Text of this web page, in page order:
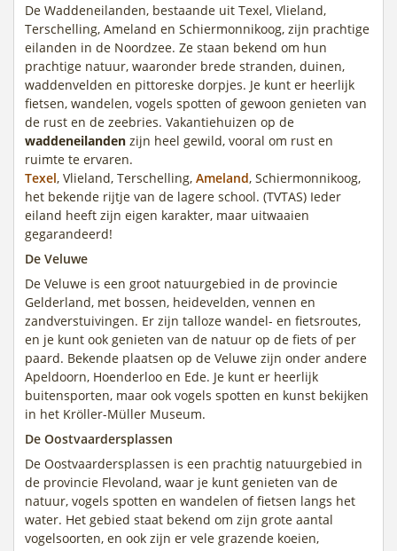
De Waddeneilanden, bestaande uit Texel, Vlieland,
Terschelling, Ameland en Schiermonnikoog, zijn prachtige
eilanden in de Noordzee. Ze staan bekend om hun
prachtige natuur, waaronder brede stranden, duinen,
waddenvelden en pittoreske dorpjes. Je kunt er heerlijk
fietsen, wandelen, vogels spotten of gewoon genieten van
de rust en de zeebries. Vakantiehuizen op de
waddeneilanden zijn heel gewild, vooral om rust en
ruimte te ervaren.
Texel, Vlieland, Terschelling, Ameland, Schiermonnikoog,
het bekende rijtje van de lagere school. (TVTAS) Ieder
eiland heeft zijn eigen karakter, maar uitwaaien
gegarandeerd!
De Veluwe
De Veluwe is een groot natuurgebied in de provincie
Gelderland, met bossen, heidevelden, vennen en
zandverstuivingen. Er zijn talloze wandel- en fietsroutes,
en je kunt ook genieten van de natuur op de fiets of per
paard. Bekende plaatsen op de Veluwe zijn onder andere
Apeldoorn, Hoenderloo en Ede. Je kunt er heerlijk
buitensporten, maar ook vogels spotten en kunst bekijken
in het Kröller-Müller Museum.
De Oostvaardersplassen
De Oostvaardersplassen is een prachtig natuurgebied in
de provincie Flevoland, waar je kunt genieten van de
natuur, vogels spotten en wandelen of fietsen langs het
water. Het gebied staat bekend om zijn grote aantal
vogelsoorten, en ook zijn er vele grazende koeien,